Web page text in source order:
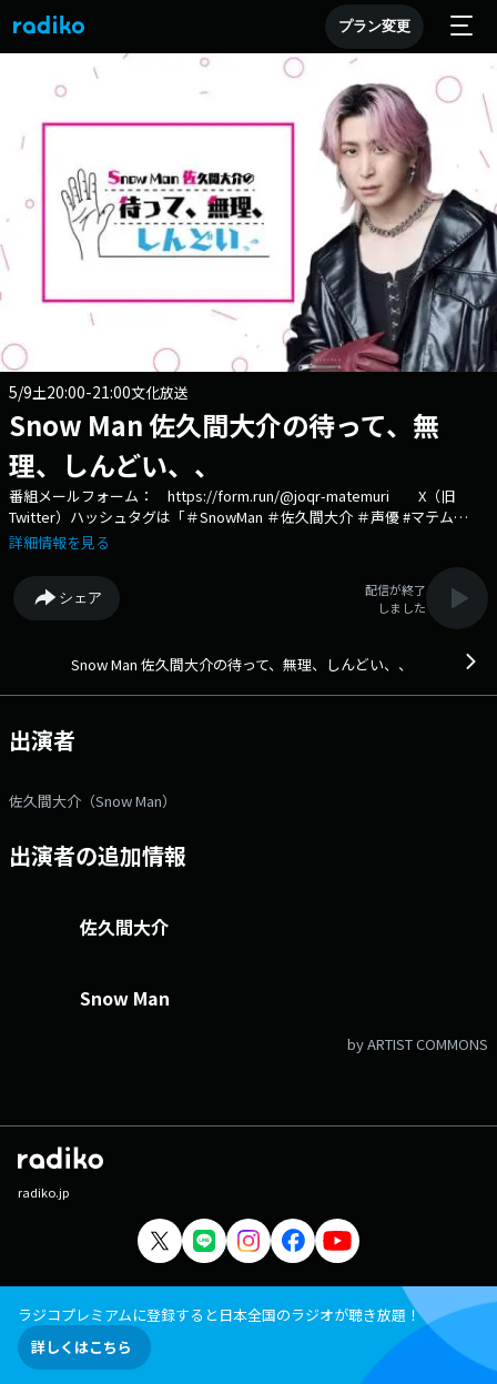
プラン変更
5/9土20:00-21:00文化放送
Snow Man 佐久間大介の待って、無
理、しんどい、、
番組メールフォーム： https://form.run/@joqr-matemuri X（旧
Twitter）ハッシュタグは「＃SnowMan ＃佐久間大介 ＃声優 #マテム
り」 X（旧Twitter）ページは
『佐久間大介』が文化放送A&Gに進出。自分の好きな『アニメ』『ゲー
ム』の話題はもちろん、あらゆるオタクな一面をあますところなくお届け
します。 メールフォームはこちら→https://form.run/@joqr-
文化放送公式X（旧Twitter）ハッシュタグは「#文化放送」 文化放送公
詳細情報を見る
シェア
配信が終了
しました
Snow Man 佐久間大介の待って、無理、しんどい、、
出演者
佐久間大介（Snow Man）
出演者の追加情報
佐久間大介
Snow Man
by ARTIST COMMONS
radiko.jp
ラジコプレミアムに登録すると日本全国のラジオが聴き放題！
詳しくはこちら